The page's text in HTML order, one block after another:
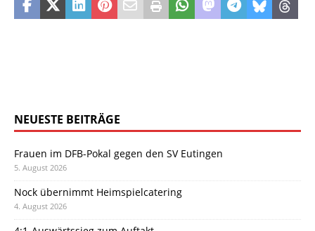
NEUESTE BEITRÄGE
Frauen im DFB-Pokal gegen den SV Eutingen
5. August 2026
Nock übernimmt Heimspielcatering
4. August 2026